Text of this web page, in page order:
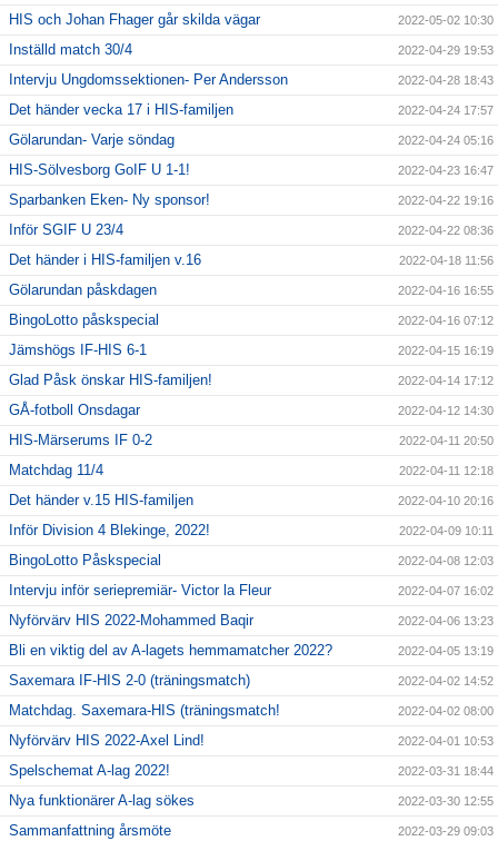
HIS och Johan Fhager går skilda vägar 2022-05-02 10:30
Inställd match 30/4 2022-04-29 19:53
Intervju Ungdomssektionen- Per Andersson 2022-04-28 18:43
Det händer vecka 17 i HIS-familjen 2022-04-24 17:57
Gölarundan- Varje söndag 2022-04-24 05:16
HIS-Sölvesborg GoIF U 1-1! 2022-04-23 16:47
Sparbanken Eken- Ny sponsor! 2022-04-22 19:16
Inför SGIF U 23/4 2022-04-22 08:36
Det händer i HIS-familjen v.16 2022-04-18 11:56
Gölarundan påskdagen 2022-04-16 16:55
BingoLotto påskspecial 2022-04-16 07:12
Jämshögs IF-HIS 6-1 2022-04-15 16:19
Glad Påsk önskar HIS-familjen! 2022-04-14 17:12
GÅ-fotboll Onsdagar 2022-04-12 14:30
HIS-Märserums IF 0-2 2022-04-11 20:50
Matchdag 11/4 2022-04-11 12:18
Det händer v.15 HIS-familjen 2022-04-10 20:16
Inför Division 4 Blekinge, 2022! 2022-04-09 10:11
BingoLotto Påskspecial 2022-04-08 12:03
Intervju inför seriepremiär- Victor la Fleur 2022-04-07 16:02
Nyförvärv HIS 2022-Mohammed Baqir 2022-04-06 13:23
Bli en viktig del av A-lagets hemmamatcher 2022? 2022-04-05 13:19
Saxemara IF-HIS 2-0 (träningsmatch) 2022-04-02 14:52
Matchdag. Saxemara-HIS (träningsmatch! 2022-04-02 08:00
Nyförvärv HIS 2022-Axel Lind! 2022-04-01 10:53
Spelschemat A-lag 2022! 2022-03-31 18:44
Nya funktionärer A-lag sökes 2022-03-30 12:55
Sammanfattning årsmöte 2022-03-29 09:03